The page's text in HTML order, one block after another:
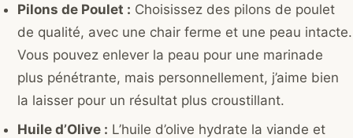
Pilons de Poulet : Choisissez des pilons de poulet
de qualité, avec une chair ferme et une peau intacte.
Vous pouvez enlever la peau pour une marinade
plus pénétrante, mais personnellement, j’aime bien
la laisser pour un résultat plus croustillant.
Huile d’Olive : L’huile d’olive hydrate la viande et